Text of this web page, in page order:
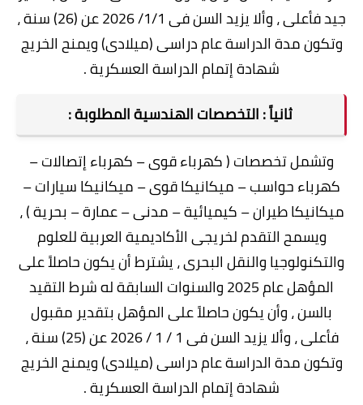
جيد فأعلى ، وألا يزيد السن فى 1/1/ 2026 عن (26) سنة ،
وتكون مدة الدراسة عام دراسى (ميلادى) ويمنح الخريج
شهادة إتمام الدراسة العسكرية .
ثانياً : التخصصات الهندسية المطلوبة :
وتشمل تخصصات ( كهرباء قوى – كهرباء إتصالات –
كهرباء حواسب – ميكانيكا قوى – ميكانيكا سيارات –
ميكانيكا طيران – كيميائية – مدنى – عمارة – بحرية ) ،
ويسمح التقدم لخريجى الأكاديمية العربية للعلوم
والتكنولوجيا والنقل البحرى ، يشترط أن يكون حاصلاً على
المؤهل عام 2025 والسنوات السابقة له شرط التقيد
بالسن ، وأن يكون حاصلاً على المؤهل بتقدير مقبول
فأعلى ، وألا يزيد السن فى 1 / 1 / 2026 عن (25) سنة ،
وتكون مدة الدراسة عام دراسى (ميلادى) ويمنح الخريج
شهادة إتمام الدراسة العسكرية .